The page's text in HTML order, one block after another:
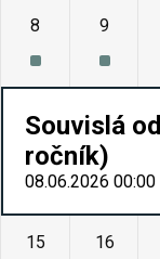
8 9
Souvislá
ročník)
08.06.2026
15 16